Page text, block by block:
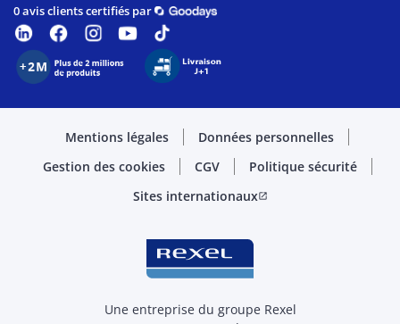
0 avis clients certifiés par
Mentions légales
Données personnelles
Gestion des cookies
CGV
Politique sécurité
Sites internationauxopen_in_new
Une entreprise du groupe Rexel